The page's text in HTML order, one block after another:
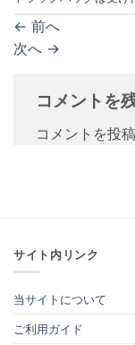
← 前へ
次へ →
コメントを
コメントを投
サイト内リンク
当サイトについて
ご利用ガイド